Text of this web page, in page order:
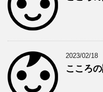
2023/02/18
こころ